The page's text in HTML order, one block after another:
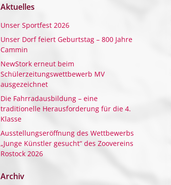
Aktuelles
Unser Sportfest 2026
Unser Dorf feiert Geburtstag – 800 Jahre
Cammin
NewStork erneut beim
Schülerzeitungswettbewerb MV
ausgezeichnet
Die Fahrradausbildung – eine
traditionelle Herausforderung für die 4.
Klasse
Ausstellungseröffnung des Wettbewerbs
„Junge Künstler gesucht“ des Zoovereins
Rostock 2026
Archiv